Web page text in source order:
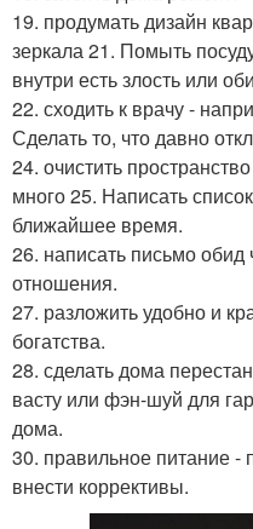
19. продумать дизайн
зеркала 21. Помыть
внутри есть злость или
22. сходить к врачу -
Сделать то, что давно
24. очистить
много 25. Написать
ближайшее время.
26. написать письмо
отношения.
27. разложить удобно и
богатства.
28. сделать дома
васту или фэн-шуй для
дома.
30. правильное питание -
внести коррективы.